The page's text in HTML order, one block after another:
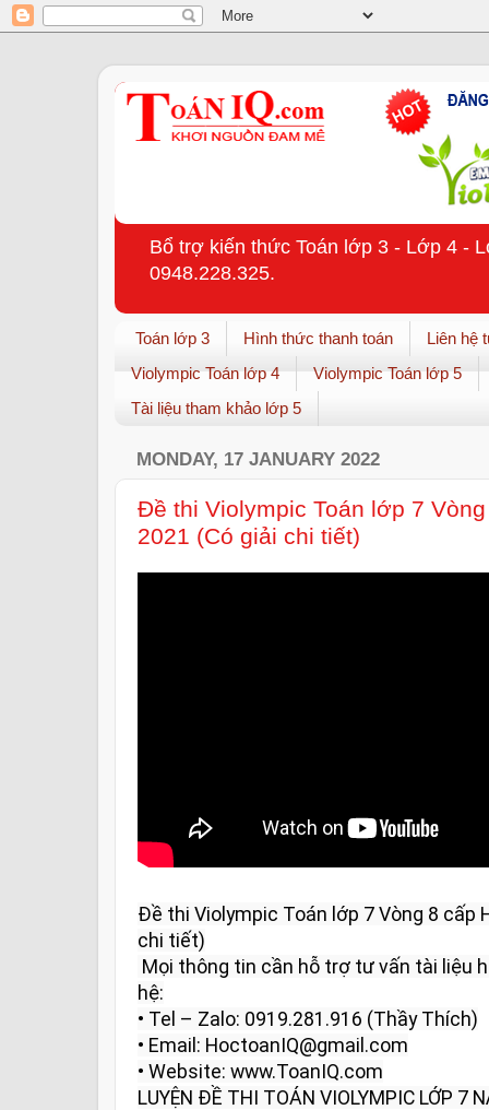
Bổ trợ kiến thức Toán lớp 3 - Lớp 4 -
0948.228.325.
Toán lớp 3 Hình thức thanh toán
Liên hệ
Violympic Toán lớp 4
Violympic Toán lớp 5
Tài liệu tham khảo lớp 5
MONDAY, 17 JANUARY 2022
Đề thi Violympic Toán lớp 7
2021 (Có giải chi tiết)
Đề thi Violympic Toán lớp 7 Vòng 8 cấp
chi tiết)
hệ:
• Tel – Zalo: 0919.281.916 (Thầy Thích)
• Email: HoctoanIQ@gmail.com
• Website: www.ToanIQ.com
LUYỆN ĐỀ THI TOÁN VIOLYMPIC LỚP 7